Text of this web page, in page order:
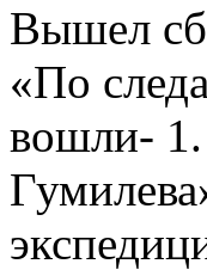
Вышел
«По
вошли-